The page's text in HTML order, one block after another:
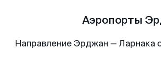
Аэропорты
Направление Эрджан — Ларнака